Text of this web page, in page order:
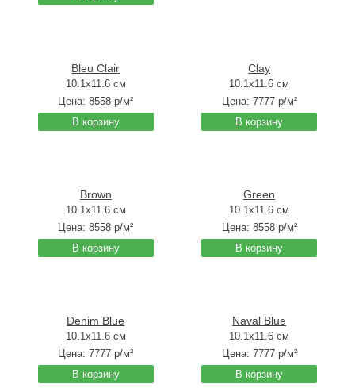
Bleu Сlair
10.1x11.6 см
Цена:8558 р/м²
В корзину
Clay
10.1x11.6 см
Цена: 7777р/м²
В корзину
Brown
10.1x11.6 см
Цена:8558 р/м²
В корзину
Green
10.1x11.6 см
Цена: 8558р/м²
В корзину
Denim Blue
10.1x11.6 см
Цена:7777 р/м²
В корзину
Naval Blue
10.1x11.6 см
Цена: 7777р/м²
В корзину